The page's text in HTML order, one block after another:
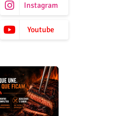
Instagram
Youtube